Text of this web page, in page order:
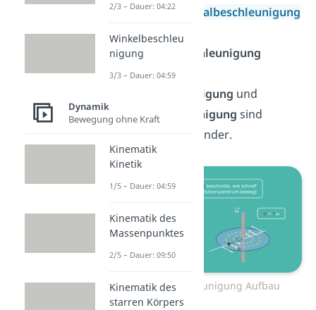
sogenannte
Radialbeschleunigung
,oder auch
Zentripetalbeschleunigung
genannt. Die
Radialbeschleunigung und
Winkelbeschleunigung sind
senkrecht zueinander.
Winkelbeschleunigung Aufbau
2/3 – Dauer: 04:22
Winkelbeschleu
nigung
3/3 – Dauer: 04:59
Dynamik
Bewegung ohne Kraft
Kinematik
Kinetik
1/5 – Dauer: 04:59
Kinematik des
Massenpunktes
2/5 – Dauer: 09:50
Kinematik des
starren Körpers